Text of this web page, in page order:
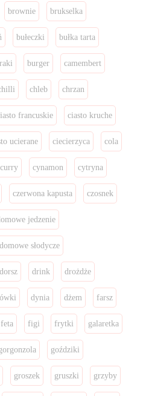
brownie brukselka
bułeczki bułka tarta
burger camembert
chleb chrzan
francuskie ciasto kruche
ucierane ciecierzyca cola
curry cynamon cytryna
czerwona kapusta czosnek
jedzenie
domowe słodycze
dorsz drink drożdże
dynia dżem farsz
feta figi frytki galaretka
goździki
groszek gruszki grzyby